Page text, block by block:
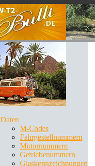
Daten
M-Codes
Fahrgestellnummern
Motornummern
Getriebenummern
Glaskennzeichnungen